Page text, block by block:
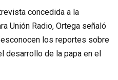
concedida a la
Unión Radio, Ortega señaló
los reportes sobre
desarrollo de la papa en el